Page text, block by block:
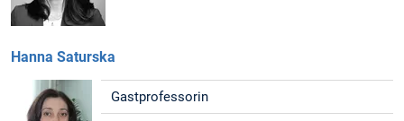
Hanna Saturska
Gastprofessorin